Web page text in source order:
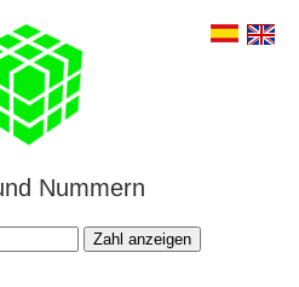
Nummern
Zahl anzeigen